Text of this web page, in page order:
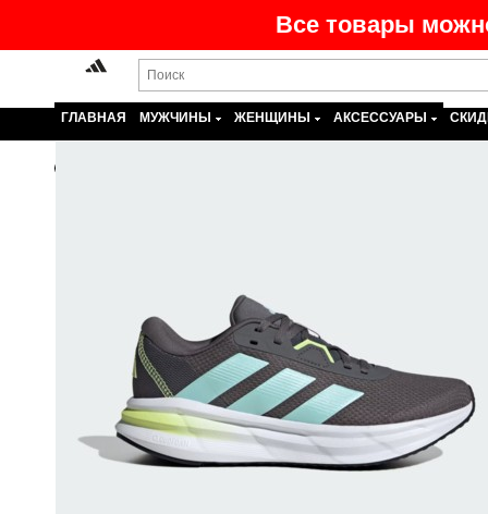
Все товары
ГЛАВНАЯ МУЖЧИНЫ ЖЕНЩИНЫ АКСЕССУАРЫ